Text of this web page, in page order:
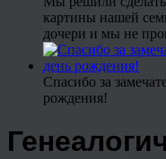
картины нашей
дочери и мы не
Спасибо за
рождения!